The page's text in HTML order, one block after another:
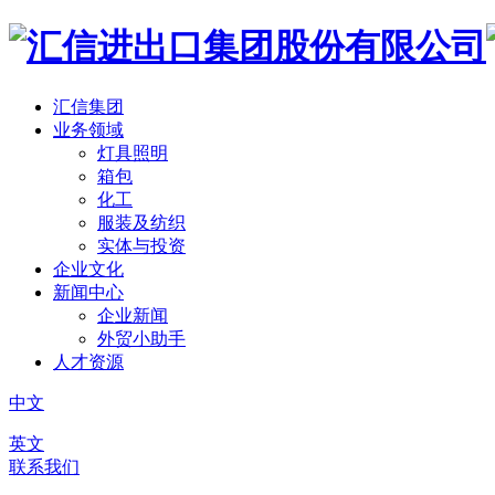
汇信集团
业务领域
灯具照明
箱包
化工
服装及纺织
实体与投资
企业文化
新闻中心
企业新闻
外贸小助手
人才资源
中文
英文
联系我们